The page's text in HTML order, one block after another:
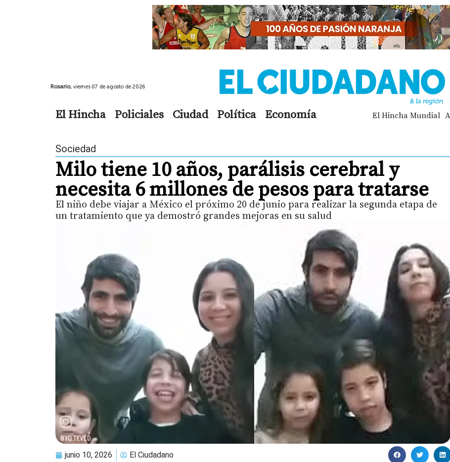
Rosario, viernes 07 de agosto de 2026
El Hincha Policiales Ciudad Política Economía El Hincha Mundial
Sociedad
Milo tiene 10 años, parálisis cerebral y
necesita 6 millones de pesos para tratarse
El niño debe viajar a México el próximo 20 de junio para realizar la segunda etapa de
un tratamiento que ya demostró grandes mejoras en su salud
junio 10, 2026 El Ciudadano